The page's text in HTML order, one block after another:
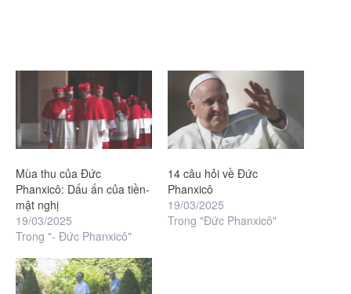
Mùa thu của Đức
Phanxicô: Dấu ấn của tiền-
mật nghị
19/03/2025
Trong "- Đức Phanxicô"
14 câu hỏi về Đức
Phanxicô
19/03/2025
Trong "Đức Phanxicô"